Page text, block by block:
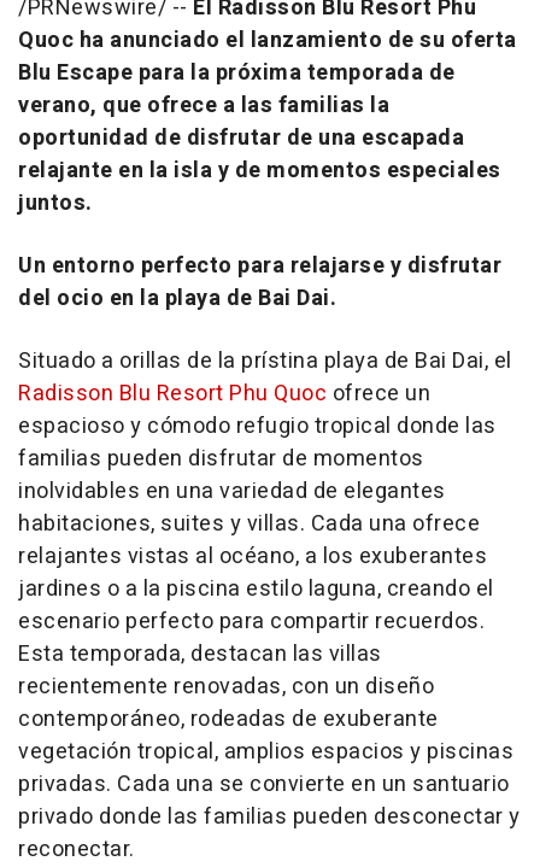
/PRNewswire/ -- El Radisson Blu Resort Phu
Quoc ha anunciado el lanzamiento de su oferta
Blu Escape para la próxima temporada de
verano, que ofrece a las familias la
oportunidad de disfrutar de una escapada
relajante en la isla y de momentos especiales
juntos.
Un entorno perfecto para relajarse y disfrutar
del ocio en la playa de Bai Dai.
Situado a orillas de la prístina playa de Bai Dai, el
Radisson Blu Resort Phu Quoc ofrece un
espacioso y cómodo refugio tropical donde las
familias pueden disfrutar de momentos
inolvidables en una variedad de elegantes
habitaciones, suites y villas. Cada una ofrece
relajantes vistas al océano, a los exuberantes
jardines o a la piscina estilo laguna, creando el
escenario perfecto para compartir recuerdos.
Esta temporada, destacan las villas
recientemente renovadas, con un diseño
contemporáneo, rodeadas de exuberante
vegetación tropical, amplios espacios y piscinas
privadas. Cada una se convierte en un santuario
privado donde las familias pueden desconectar y
reconectar.